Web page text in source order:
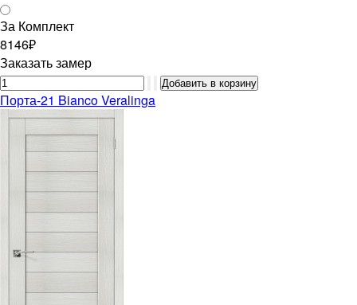
За Комплект
8146₽
Заказать замер
Порта-21 Bianco Veralinga